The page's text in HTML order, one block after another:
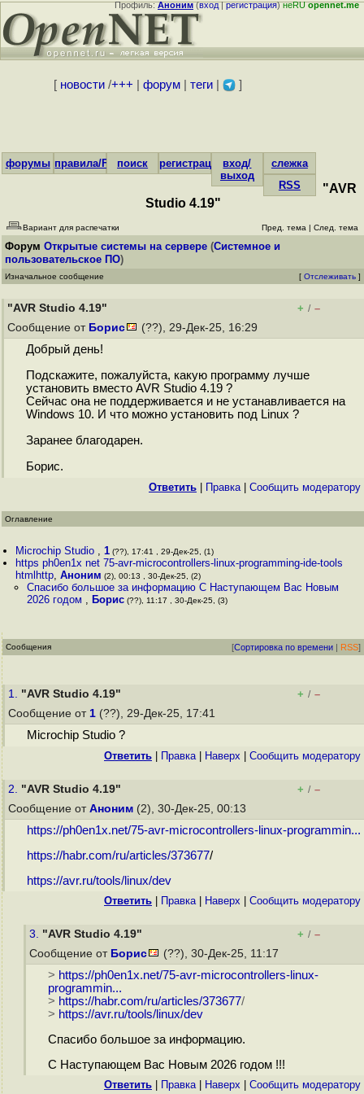
Профиль:Аноним(вход|регистрация)неRUopennet.me
[ новости/+++ форум| теги| ]
форумы правила/FAQпоиск регистрациявход/
выход
слежка
RSS
"AVR
Studio 4.19"
Вариант для распечатки Пред. тема | След. тема
Форум Открытые системы на сервере (Системное и
пользовательское ПО)
Изначальное сообщение [ Отслеживать ]
"AVR Studio 4.19" + / –
Сообщение от Борис (??), 29-Дек-25, 16:29
Добрый день!
Подскажите, пожалуйста, какую программу лучше
установить вместо AVR Studio 4.19 ?
Сейчас она не поддерживается и не устанавливается на
Windows 10. И что можно установить под Linux ?
Заранее благодарен.
Борис.
Ответить Правка| Cообщить модератору
Оглавление
Microchip Studio ,1 (??), 17:41 , 29-Дек-25, (1)
https ph0en1x net 75-avr-microcontrollers-linux-programming-ide-tools
htmlhttp,Аноним (2), 00:13 , 30-Дек-25, (2)
Спасибо большое за информацию С Наступающем Вас Новым
2026 годом , Борис(??), 11:17 , 30-Дек-25, (3)
Сообщения [Сортировка по времени | RSS]
1. "AVR Studio 4.19" + / –
Сообщение от 1 (??), 29-Дек-25, 17:41
Microchip Studio ?
Ответить Правка| Наверх Cообщить модератору
2. "AVR Studio 4.19" + / –
Сообщение от Аноним (2), 30-Дек-25, 00:13
https://ph0en1x.net/75-avr-microcontrollers-linux-programmin...
https://habr.com/ru/articles/373677/
https://avr.ru/tools/linux/dev
Ответить Правка| Наверх Cообщить модератору
3. "AVR Studio 4.19" + / –
Сообщение от Борис (??), 30-Дек-25, 11:17
> https://ph0en1x.net/75-avr-microcontrollers-linux-
programmin...
> https://habr.com/ru/articles/373677/
> https://avr.ru/tools/linux/dev
Спасибо большое за информацию.
С Наступающем Вас Новым 2026 годом !!!
Ответить Правка| Наверх Cообщить модератору